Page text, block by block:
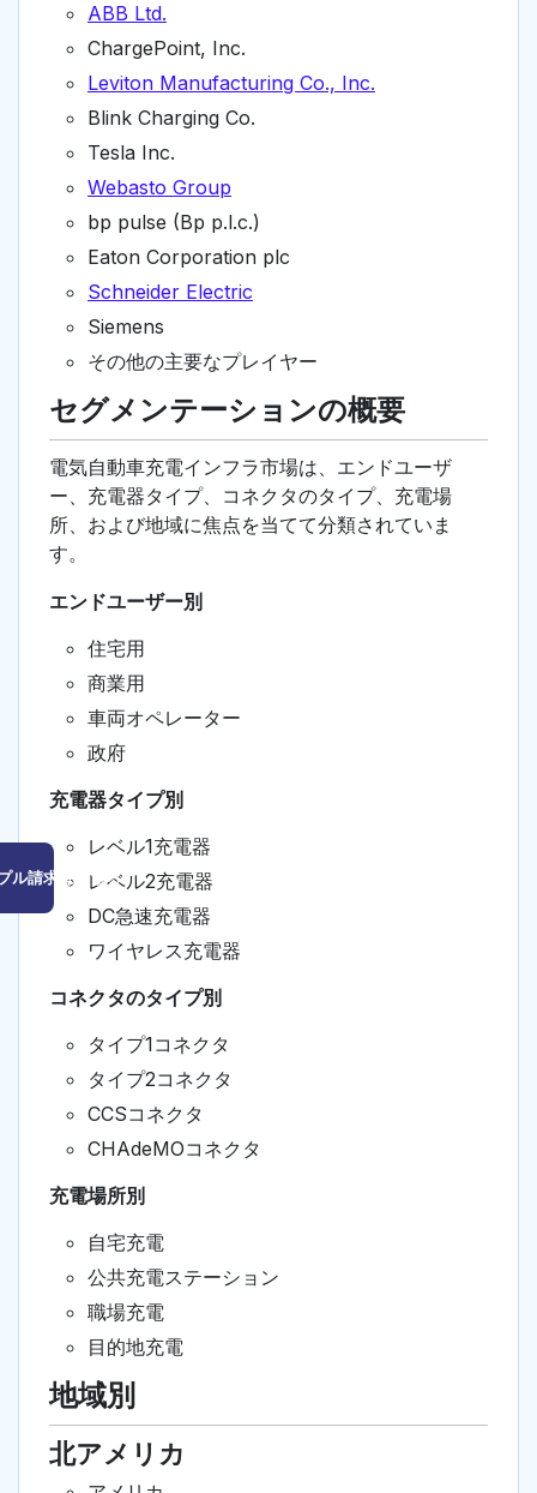
ル請求はこちら
ABB Ltd.
ChargePoint, Inc.
Leviton Manufacturing Co., Inc.
Blink Charging Co.
Tesla Inc.
Webasto Group
bp pulse (Bp p.l.c.)
Eaton Corporation plc
Schneider Electric
Siemens
その他の主要なプレイヤー
セグメンテーションの概要
電気自動車充電インフラ市場は、エンドユーザ
ー、充電器タイプ、コネクタのタイプ、充電場
所、および地域に焦点を当てて分類されていま
す。
エンドユーザー別
住宅用
商業用
車両オペレーター
政府
充電器タイプ別
レベル1充電器
レベル2充電器
DC急速充電器
ワイヤレス充電器
コネクタのタイプ別
タイプ1コネクタ
タイプ2コネクタ
CCSコネクタ
CHAdeMOコネクタ
充電場所別
自宅充電
公共充電ステーション
職場充電
目的地充電
地域別
北アメリカ